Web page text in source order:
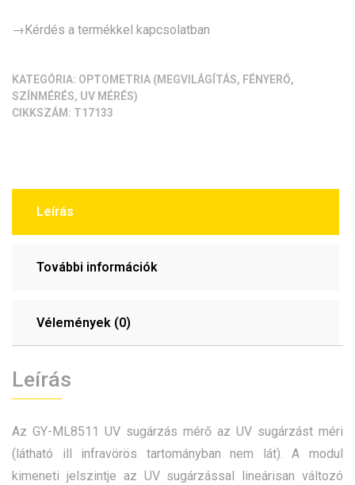
(ML-
→Kérdés a termékkel kapcsolatban
KATEGÓRIA: OPTOMETRIA (MEGVILÁGÍTÁS, FÉNYERŐ,
SZÍNMÉRÉS, UV MÉRÉS)
CIKKSZÁM: T17133
Leírás
További információk
Vélemények (0)
Leírás
Az GY-ML8511 UV sugárzás mérő az UV sugárzást méri
(látható ill infravörös tartományban nem lát). A modul
kimeneti jelszintje az UV sugárzással lineárisan változó